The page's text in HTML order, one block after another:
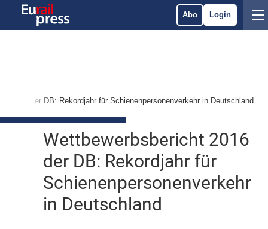
Abo Login
2016 der DB: Rekordjahr für Schienenpersonenverkehr in Deutschland
Wettbewerbsbericht 2016
der DB: Rekordjahr für
Schienenpersonenverkehr
in Deutschland